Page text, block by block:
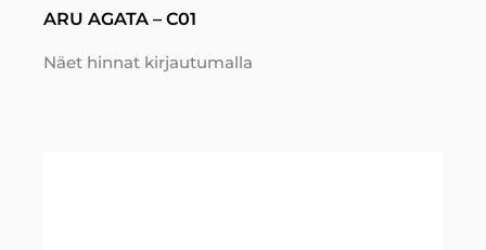
ARU AGATA – C01
Näet hinnat kirjautumalla